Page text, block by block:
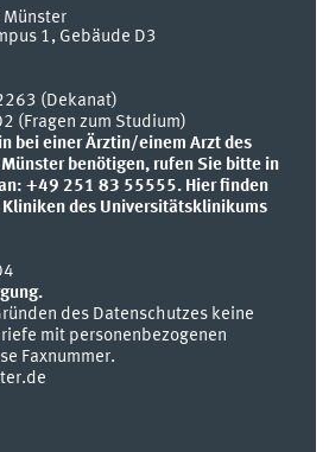
1, Gebäude D3
(Dekanat)
(Fragen zum Studium)
bei einer Ärztin/einem Arzt des
benötigen, rufen Sie bitte in
+49 251 83 55555. Hier finden
des Universitätsklinikums
des Datenschutzes keine
mit personenbezogenen
Faxnummer.